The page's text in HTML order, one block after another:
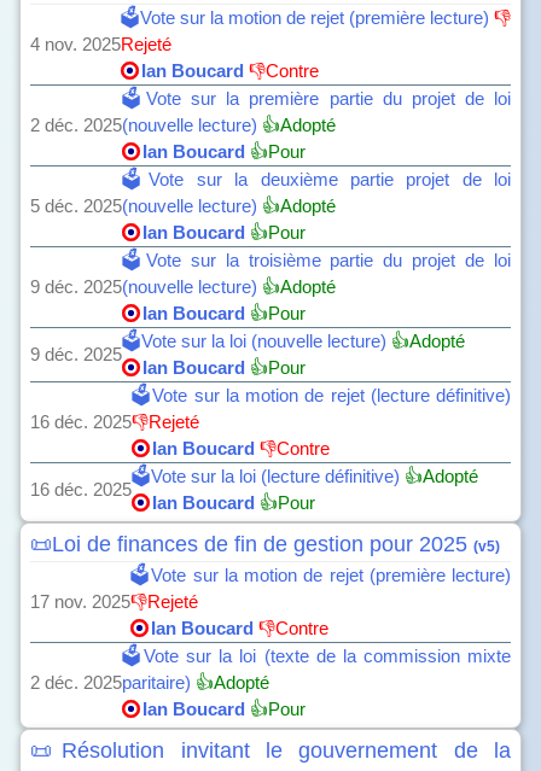
4 nov. 2025
🗳️Vote sur la motion de rejet (première lecture) 👎
Rejeté
Ian Boucard 👎Contre
2 déc. 2025
🗳️Vote sur la première partie du projet de loi
(nouvelle lecture) 👍Adopté
Ian Boucard 👍Pour
5 déc. 2025
🗳️Vote sur la deuxième partie projet de loi
(nouvelle lecture) 👍Adopté
Ian Boucard 👍Pour
9 déc. 2025
🗳️Vote sur la troisième partie du projet de loi
(nouvelle lecture) 👍Adopté
Ian Boucard 👍Pour
9 déc. 2025
🗳️Vote sur la loi (nouvelle lecture) 👍Adopté
Ian Boucard 👍Pour
16 déc. 2025
🗳️Vote sur la motion de rejet (lecture définitive)
👎Rejeté
Ian Boucard 👎Contre
16 déc. 2025
🗳️Vote sur la loi (lecture définitive) 👍Adopté
Ian Boucard 👍Pour
📜Loi de finances de fin de gestion pour 2025 (v5)
17 nov. 2025
🗳️Vote sur la motion de rejet (première lecture)
👎Rejeté
Ian Boucard 👎Contre
2 déc. 2025
🗳️Vote sur la loi (texte de la commission mixte
paritaire) 👍Adopté
Ian Boucard 👍Pour
📜Résolution invitant le gouvernement de la